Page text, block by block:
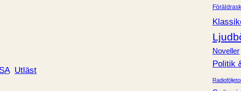
Utläst
Noveller
Politik